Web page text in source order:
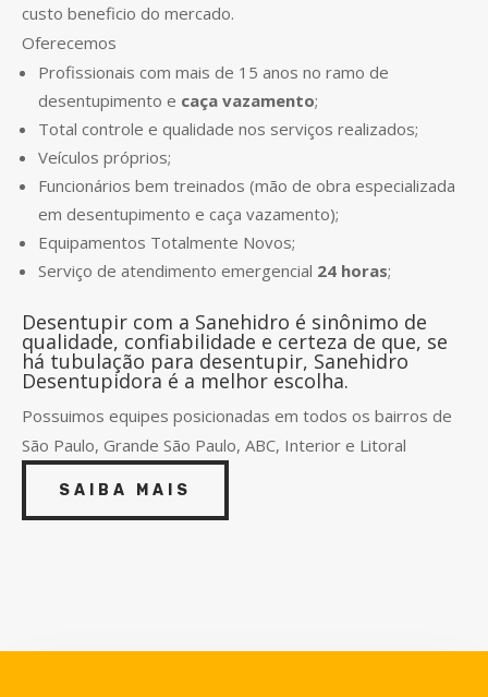
custo beneficio do mercado.
Oferecemos
Profissionais com mais de 15 anos no ramo de
desentupimento e caça vazamento;
Total controle e qualidade nos serviços realizados;
Veículos próprios;
Funcionários bem treinados (mão de obra especializada
em desentupimento e caça vazamento);
Equipamentos Totalmente Novos;
Serviço de atendimento emergencial 24 horas;
Desentupir com a Sanehidro é sinônimo de
qualidade, confiabilidade e certeza de que, se
há tubulação para desentupir, Sanehidro
Desentupidora é a melhor escolha.
Possuimos equipes posicionadas em todos os bairros de
São Paulo, Grande São Paulo, ABC, Interior e Litoral
SAIBA MAIS